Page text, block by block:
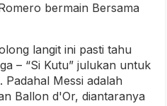
bermain Bersama
langit ini pasti tahu
– “Si Kutu” julukan untuk
Padahal Messi adalah
Ballon d'Or, diantaranya